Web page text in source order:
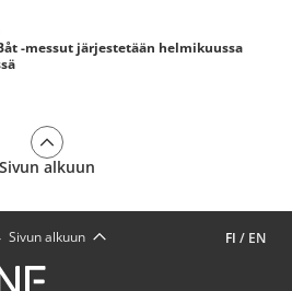
-messut järjestetään helmikuussa
Sivun alkuun
FI / EN
Sivun alkuun